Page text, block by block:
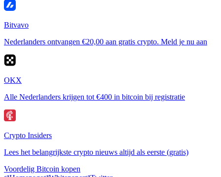
Bitvavo
Nederlanders ontvangen €20,00 aan gratis crypto. Meld je nu aan
OKX
Alle Nederlanders krijgen tot €400 in bitcoin bij registratie
Crypto Insiders
Lees het belangrijkste crypto nieuws altijd als eerste (gratis)
Voordelig Bitcoin kopen